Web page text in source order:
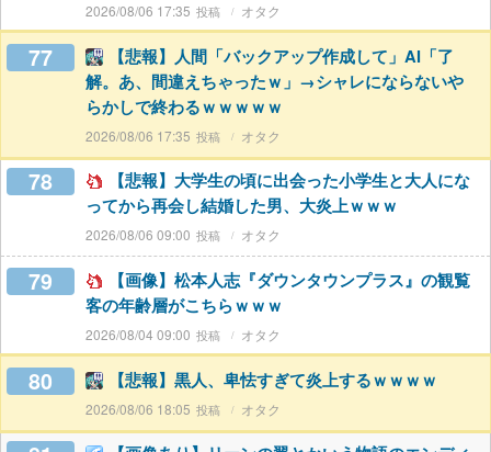
2026/08/06 17:35 オタク
77
【悲報】人間「バックアップ作成して」AI「了
解。あ、間違えちゃったｗ」→シャレにならないや
らかしで終わるｗｗｗｗｗ
2026/08/06 17:35 オタク
78
【悲報】大学生の頃に出会った小学生と大人にな
ってから再会し結婚した男、大炎上ｗｗｗ
2026/08/06 09:00 オタク
79
【画像】松本人志『ダウンタウンプラス』の観覧
客の年齢層がこちらｗｗｗ
2026/08/04 09:00 オタク
80 【悲報】黒人、卑怯すぎて炎上するｗｗｗｗ
2026/08/06 18:05 オタク